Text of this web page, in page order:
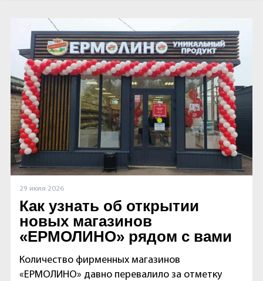
29 июля 2026
Как узнать об открытии
новых магазинов
«ЕРМОЛИНО» рядом с вами
Количество фирменных магазинов
«ЕРМОЛИНО» давно перевалило за отметку